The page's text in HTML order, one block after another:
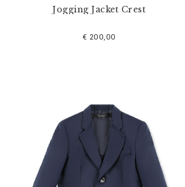
Jogging Jacket Crest
€ 200,00